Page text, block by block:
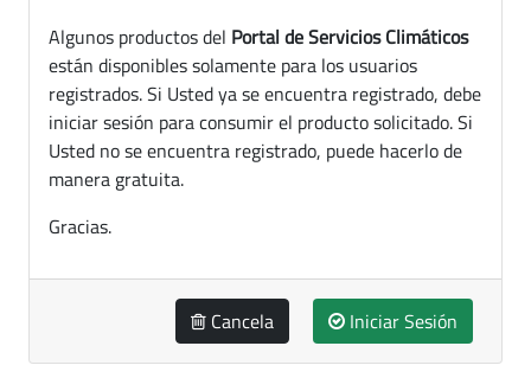
Algunos productos del Portal de Servicios Climáticos
están disponibles solamente para los usuarios
registrados. Si Usted ya se encuentra registrado, debe
iniciar sesión para consumir el producto solicitado. Si
Usted no se encuentra registrado, puede hacerlo de
manera gratuita.
Gracias.
Cancela Iniciar Sesión